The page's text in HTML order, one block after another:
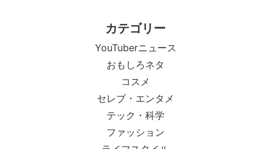
カテゴリー
YouTuberニュース
おもしろネタ
コスメ
セレブ・エンタメ
テック・科学
ファッション